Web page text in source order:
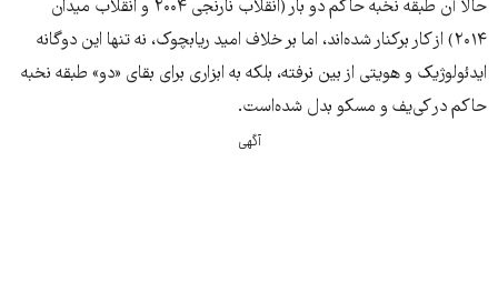
حالا آن طبقه نخبه حاکم دو بار (انقلاب نارنجی ۲۰۰۴ و انقلاب میدان
۲۰۱۴) از کار برکنار شده‌اند، اما بر خلاف امید ریابچوک، نه تنها این دوگانه
ایدئولوژیک و هویتی از بین نرفته، بلکه به ابزاری برای بقای «دو» طبقه نخبه
حاکم در کی‌یف و مسکو بدل شده‌است.
آگهی